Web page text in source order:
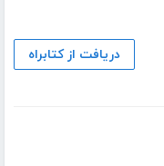
دریافت از کتابراه